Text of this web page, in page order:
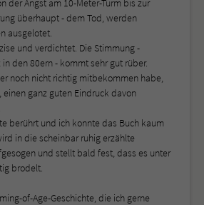
der Angst am 10-Meter-Turm bis zur
überhaupt - dem Tod, werden
ausgelotet.
und verdichtet. Die Stimmung -
den 80ern - kommt sehr gut rüber.
noch nicht richtig mitbekommen habe,
ganz guten Eindruck davon
berührt und ich konnte das Buch kaum
in die scheinbar ruhig erzählte
und stellt bald fest, dass es unter
brodelt.
of-Age-Geschichte, die ich gerne